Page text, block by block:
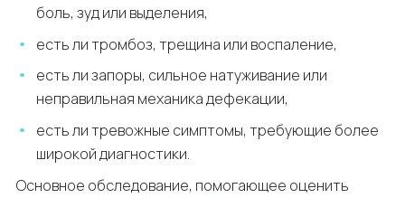
боль, зуд или выделения,
есть ли тромбоз, трещина или воспаление,
есть ли запоры, сильное натуживание или
неправильная механика дефекации,
есть ли тревожные симптомы, требующие более
широкой диагностики.
Основное обследование, помогающее оценить